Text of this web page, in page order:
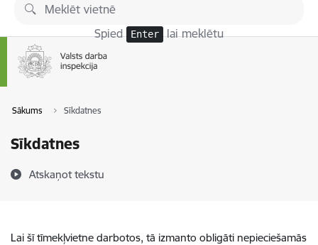
Pāriet uz lapas saturu
Spied Enter lai meklētu
Sākums Sīkdatnes
Sīkdatnes
Atskaņot tekstu
Lai šī tīmekļvietne darbotos, tā izmanto obligāti nepieciešamās